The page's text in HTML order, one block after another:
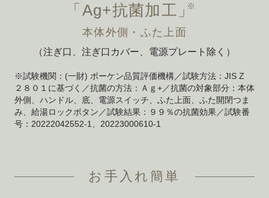
「Ag+抗菌加工」
※
本体外側・ふた上面
（注ぎ口、注ぎ口カバー、電源プレート除く）
※試験機関：(一財) ボーケン品質評価機構／試験方法：JIS Z
２８０１に基づく／抗菌の方法：Ａｇ+／抗菌の対象部分：本体
外側、ハンドル、底、電源スイッチ、ふた上面、ふた開閉つま
み、給湯ロックボタン／試験結果：９９％の抗菌効果／試験番
号：20222042552-1、20223000610-1
お手入れ簡単